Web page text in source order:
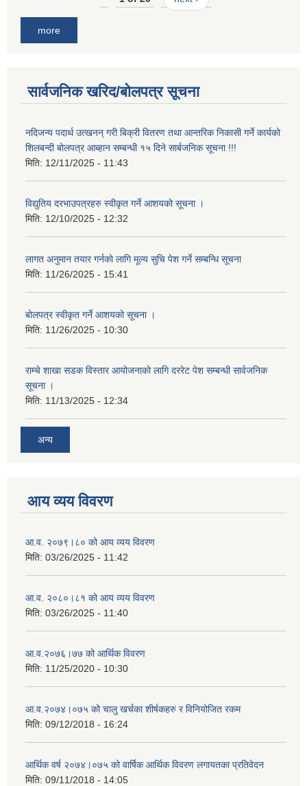
more
सार्वजनिक खरिद/बोलपत्र सूचना
नदिजन्य पदार्थ उत्खनन् गरी बिक्री वितरण तथा आन्तरिक निकासी गर्ने कार्यको
शिलबन्दी बोलपत्र आब्हान सम्बन्धी १५ दिने सार्बजनिक सूचना !!!
मिति: 12/11/2025 - 11:43
विद्युतिय दरभाउपत्रहरु स्वीकृत गर्ने आशयको सूचना ।
मिति: 12/10/2025 - 12:32
लागत अनुमान तयार गर्नकाे लागि मूल्य सुचि पेश गर्ने सम्बन्धि सूचना
मिति: 11/26/2025 - 15:41
बोलपत्र स्वीकृत गर्ने आशयको सूचना ।
मिति: 11/26/2025 - 10:30
राम्चे शाखा सडक विस्तार आयोजनाको लागि दररेट पेश सम्बन्धी सार्वजनिक
सूचना ।
मिति: 11/13/2025 - 12:34
अन्य
आय व्यय विवरण
आ.व. २०७९।८० को आय व्यय विवरण
मिति: 03/26/2025 - 11:42
आ.व. २०८०।८१ को आय व्यय विवरण
मिति: 03/26/2025 - 11:40
आ.व.२०७६।७७ को आर्थिक विवरण
मिति: 11/25/2020 - 10:30
आ.व.२०७४।०७५ को चालु खर्चका शीर्षकहरु र विनियोजित रकम
मिति: 09/12/2018 - 16:24
आर्थिक वर्ष २०७४।०७५ को वार्षिक आर्थिक विवरण लगायतका प्रतिवेदन
मिति: 09/11/2018 - 14:05